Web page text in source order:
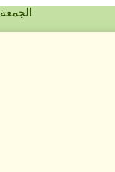
الجمعة 23 صفر 1448 هـ || الموافق 7 غشت 2026 م